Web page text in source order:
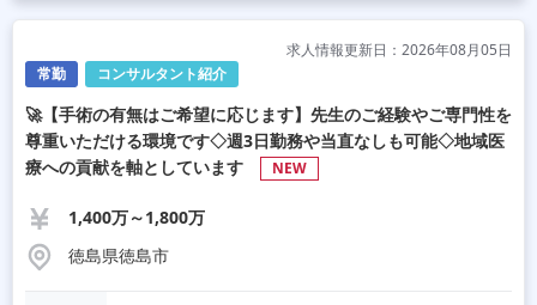
常勤 コンサルタント紹介
求人情報更新日：2026年08月05日
🚀【手術の有無はご希望に応じます】先生のご経験やご専門性を
尊重いただける環境です◇週3日勤務や当直なしも可能◇地域医
療への貢献を軸としています
NEW
1,400万～1,800万
徳島県徳島市